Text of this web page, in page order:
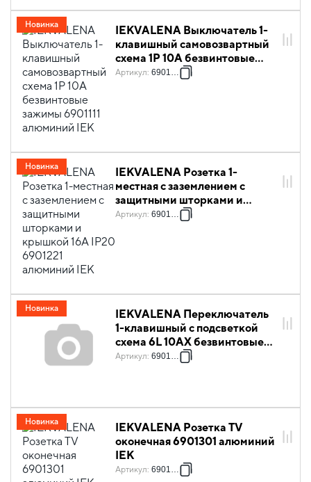
IEKVALENA Выключатель 1-
клавишный самовозвартный
схема 1P 10А безвинтовые
зажимы 6901111 алюминий IEK
Артикул: 6901111
Новинка
IEKVALENA Розетка 1-
местная с заземлением с
защитными шторками и
крышкой 16А IP20 6901221
Артикул: 6901221
Новинка
IEKVALENA Переключатель
1-клавишный с подсветкой
схема 6L 10АХ безвинтовые
зажимы 6901261 алюминий
Артикул: 6901261
Новинка
IEKVALENA Розетка TV
оконечная 6901301 алюминий
IEK
Артикул: 6901301
Новинка